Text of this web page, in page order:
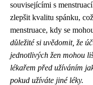
souvisejícími s
zlepšit kvalitu spánku,
menstruace, kdy se
důležité si uvědomit, že
jednotlivých žen mohou
lékařem před užíváním
pokud užíváte jiné léky.